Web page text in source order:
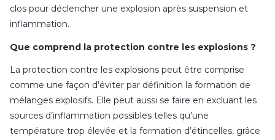
clos pour déclencher une explosion après suspension et
inflammation.
Que comprend la protection contre les explosions ?
La protection contre les explosions peut être comprise
comme une façon d’éviter par définition la formation de
mélanges explosifs. Elle peut aussi se faire en excluant les
sources d’inflammation possibles telles qu’une
température trop élevée et la formation d’étincelles, grâce